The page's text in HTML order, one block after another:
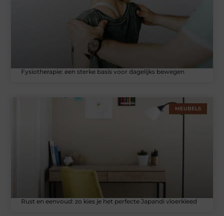
Fysiotherapie: een sterke basis voor dagelijks bewegen
MEUBELS
Rust en eenvoud: zo kies je het perfecte Japandi vloerkleed